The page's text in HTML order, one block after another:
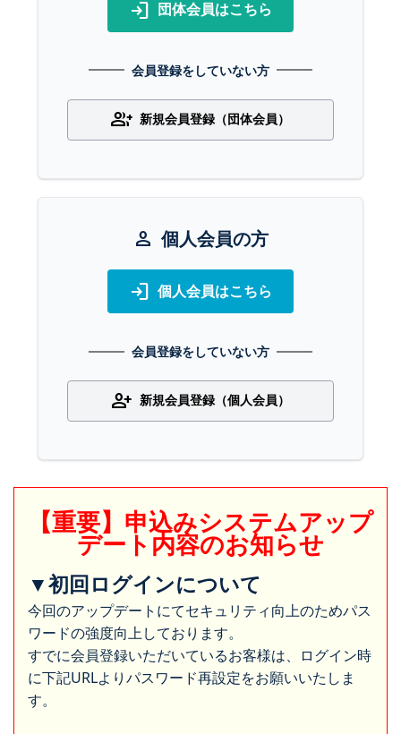
login 団体会員はこちら
会員登録をしていない方
group_add 新規会員登録（団体会員）
person 個人会員の方
login 個人会員はこちら
会員登録をしていない方
person_add 新規会員登録（個人会員）
【重要】申込みシステムアップ
デート内容のお知らせ
▼初回ログインについて
今回のアップデートにてセキュリティ向上のためパス
ワードの強度向上しております。
すでに会員登録いただいているお客様は、ログイン時
に下記URLよりパスワード再設定をお願いいたしま
す。